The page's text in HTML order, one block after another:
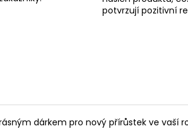
potvrzují pozitivní
dárkem pro nový přírůstek ve vaší